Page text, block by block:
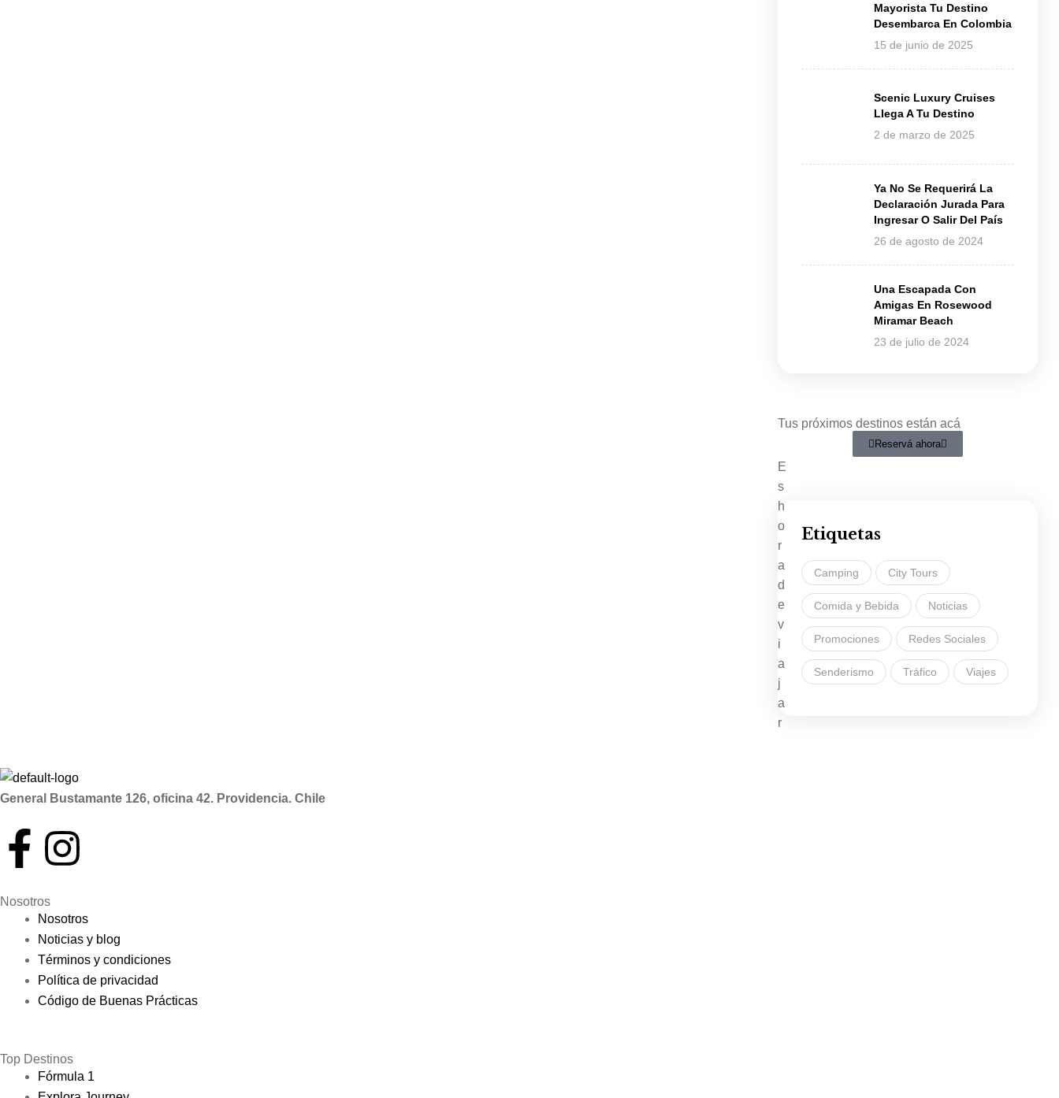
15 de junio de 2025
Mayorista Tu Destino
Desembarca En Colombia
2 de marzo de 2025
Scenic Luxury Cruises
Llega A Tu Destino
26 de agosto de 2024
Ya No Se Requerirá La
Declaración Jurada Para
Ingresar O Salir Del País
23 de julio de 2024
Una Escapada Con
Amigas En Rosewood
Miramar Beach
Tus próximos destinos están acá
Reservá ahora
E
s
h
o
r
a
d
e
v
i
a
j
a
r
Etiquetas
Camping City Tours
Comida y Bebida Noticias
Promociones Redes Sociales
Senderismo Tráfico Viajes
General Bustamante 126, oficina 42. Providencia. Chile
Nosotros
Nosotros
Noticias y blog
Términos y condiciones
Política de privacidad
Código de Buenas Prácticas
Top Destinos
Fórmula 1